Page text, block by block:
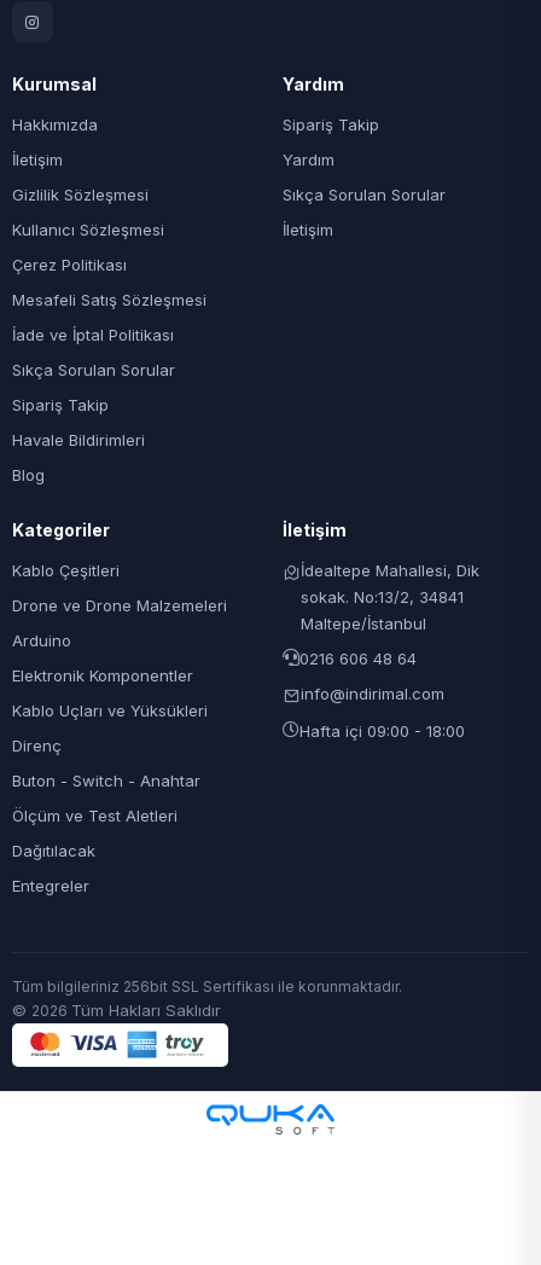
Kurumsal
Hakkımızda
İletişim
Gizlilik Sözleşmesi
Kullanıcı Sözleşmesi
Çerez Politikası
Mesafeli Satış Sözleşmesi
İade ve İptal Politikası
Sıkça Sorulan Sorular
Sipariş Takip
Havale Bildirimleri
Blog
Yardım
Sipariş Takip
Yardım
Sıkça Sorulan Sorular
İletişim
Kategoriler
Kablo Çeşitleri
Drone ve Drone Malzemeleri
Arduino
Elektronik Komponentler
Kablo Uçları ve Yüksükleri
Direnç
Buton - Switch - Anahtar
Ölçüm ve Test Aletleri
Dağıtılacak
Entegreler
İletişim
İdealtepe Mahallesi, Dik
sokak. No:13/2, 34841
Maltepe/İstanbul
0216 606 48 64
info@indirimal.com
Hafta içi 09:00 - 18:00
Tüm bilgileriniz 256bit SSL Sertifikası ile korunmaktadır.
© 2026 Tüm Hakları Saklıdır